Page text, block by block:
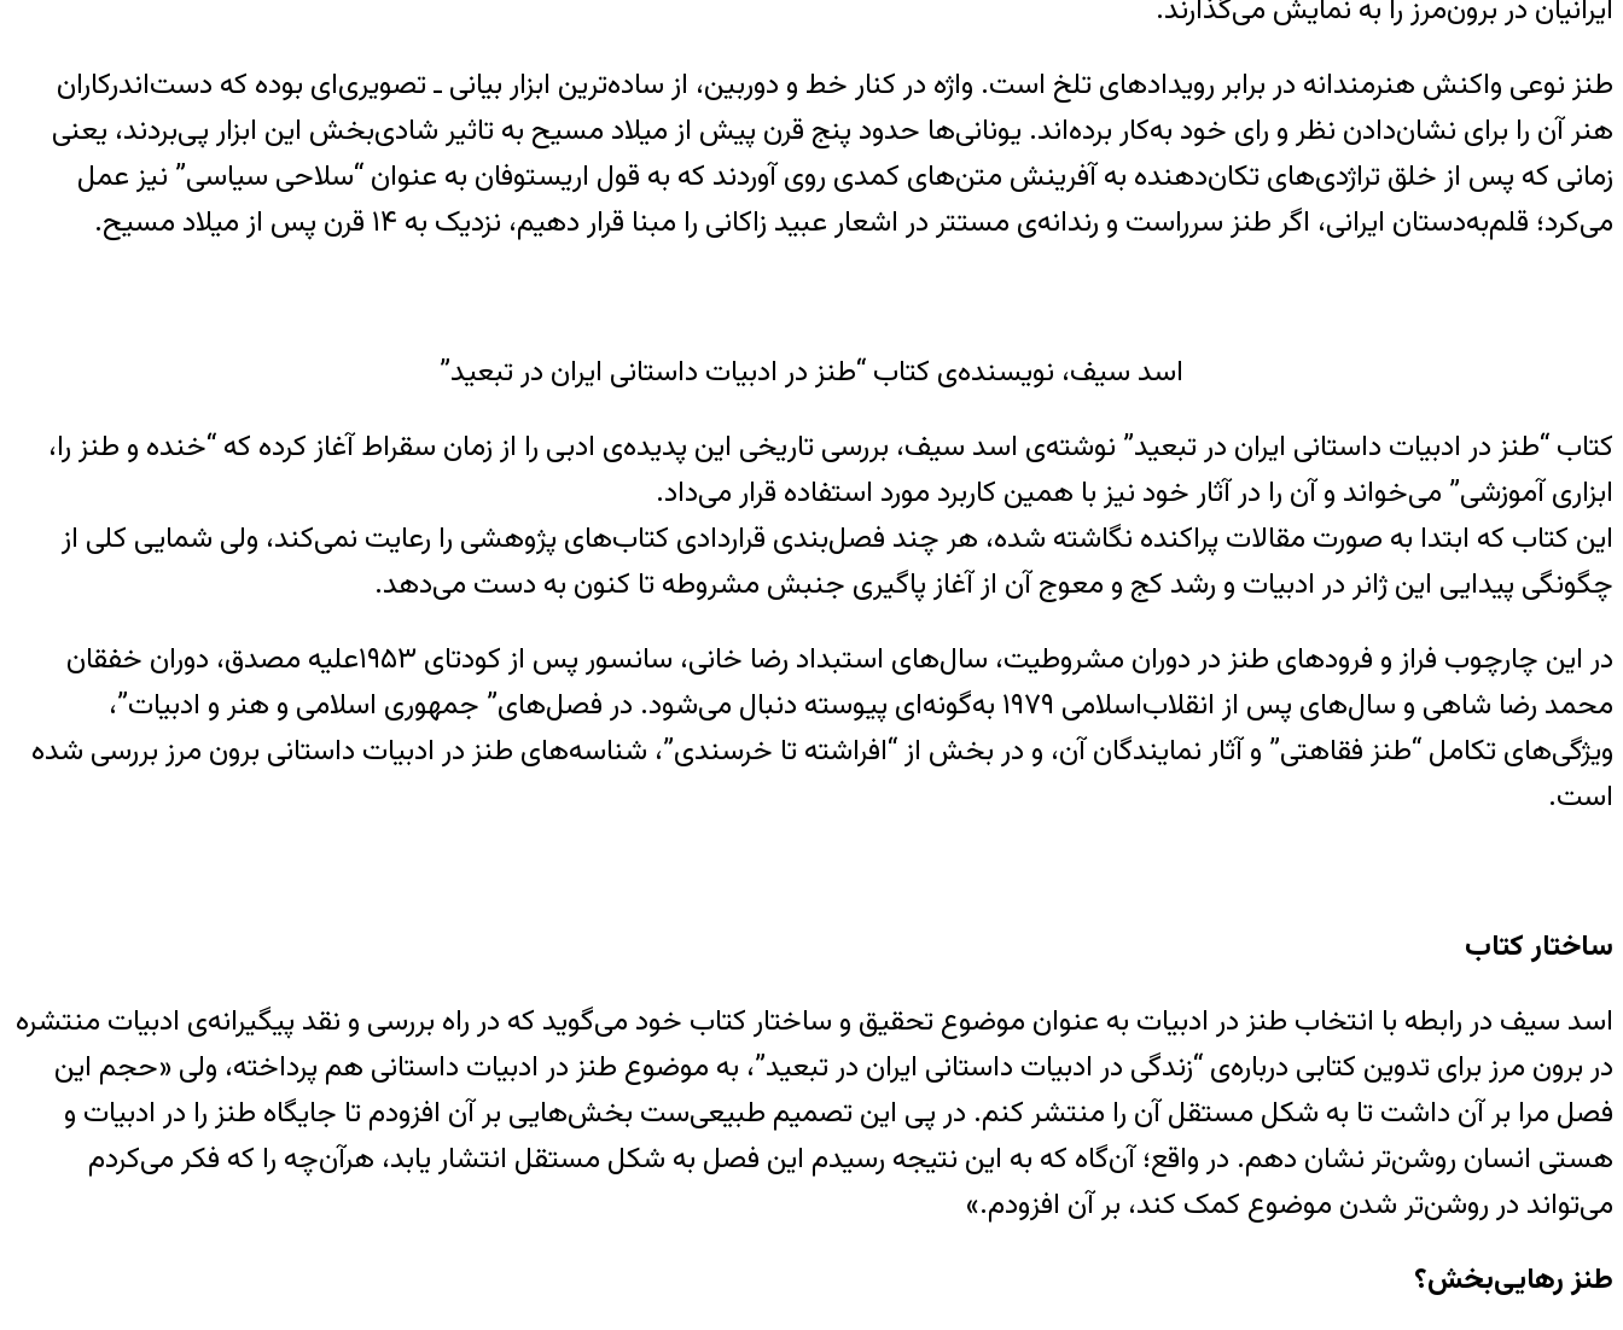
ایرانیان در برون‌مرز را به نمایش می‌گذارند.
طنز نوعی واکنش هنرمندانه در برابر رویدادهای تلخ است. واژه در کنار خط و دوربین، از ساده‌ترین ابزار بیانی ـ تصویری‌ای بوده که دست‌اندرکاران
هنر آن را برای نشان‌دادن نظر و رای خود به‌کار برده‌اند. یونانی‌ها حدود پنج قرن پیش از میلاد مسیح به تاثیر شادی‌بخش این ابزار پی‌بردند، یعنی
زمانی که پس از خلق تراژدی‌های تکان‌دهنده به آفرینش متن‌های کمدی روی آوردند که به قول اریستوفان به عنوان “سلاحی سیاسی” نیز عمل
می‌کرد؛ قلم‌به‌دستان ایرانی‌، اگر طنز سرراست و رندانه‌ی مستتر در اشعار عبید زاکانی را مبنا قرار دهیم، نزدیک به ۱۴ قرن پس از میلاد مسیح.
اسد سیف، نویسنده‌ی کتاب “طنز در ادبیات داستانی ایران در تبعید”
کتاب “طنز در ادبیات داستانی ایران در تبعید” نوشته‌ی اسد سیف‌، بررسی تاریخی این پدیده‌ی ادبی را از زمان سقراط آغاز کرده که “خنده و طنز را،
ابزاری آموزشی” می‌خواند و آن را در آثار خود نیز با ‌همین کاربرد مورد استفاده قرار می‌داد.
این کتاب که ابتدا به صورت مقالات پراکنده نگاشته شده، هر چند فصل‌بندی قراردادی کتاب‌های پژوهشی را رعایت نمی‌کند، ولی شمایی کلی از
چگونگی پیدایی این ژانر در ادبیات و رشد کج و معوج آن از آغاز پاگیری جنبش مشروطه تا کنون به دست می‌دهد.
در این چارچوب فراز و فرودهای طنز در دوران مشروطیت، سال‌های استبداد رضا خانی، سانسور پس از کودتای ۱۹۵۳علیه مصدق، دوران خفقان
محمد رضا شاهی و سال‌های پس از انقلاب‌اسلامی ۱۹۷۹ به‌گونه‌ای پیوسته دنبال می‌شود. در فصل‌های” جمهوری اسلامی و هنر و ادبیات”،
ویژگی‌های تکامل “طنز فقاهتی” و آثار نمایندگان آن، و در بخش از “افراشته تا خرسندی”، شناسه‌های طنز در ادبیات داستانی برون مرز بررسی شده
است.
ساختار کتاب
اسد سیف در رابطه با انتخاب طنز در ادبیات به عنوان موضوع تحقیق و ساختار کتاب خود می‌گوید که در راه بررسی و نقد پیگیرانه‌ی ادبیات منتشره
در برون مرز برای تدوین کتابی درباره‌ی “زندگی در ادبیات داستانی ایران در تبعید”، به موضوع طنز در ادبیات داستانی هم پرداخته، ولی «حجم این
فصل مرا بر آن داشت تا به شکل مستقل آن را منتشر کنم. در پی این تصمیم طبیعی‌ست بخش‌هایی بر آن افزودم تا جایگاه طنز را در ادبیات و
هستی انسان روشن‌تر نشان دهم. در واقع؛ آن‌گاه که به این نتیجه رسیدم این فصل به شکل مستقل انتشار یابد، هرآن‌چه را که فکر می‌کردم
می‌تواند در روشن‌تر شدن موضوع کمک کند، بر آن افزودم.»
طنز رهایی‌بخش؟